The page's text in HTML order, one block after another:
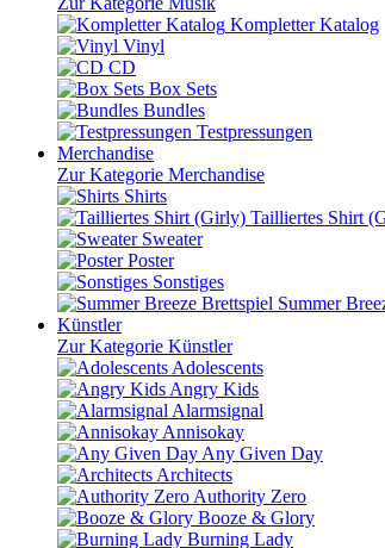
Kompletter Katalog
Vinyl
CD
Box Sets
Bundles
Testpressungen
Merchandise
Zur Kategorie Merchandise
Shirts
Tailliertes Shirt
Sweater
Poster
Sonstiges
Summer
Künstler
Zur Kategorie Künstler
Adolescents
Angry Kids
Alarmsignal
Annisokay
Any Given Day
Architects
Authority Zero
Booze & Glory
Burning Lady